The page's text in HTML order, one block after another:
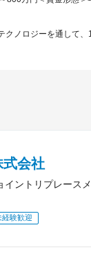
クノロジーを通して
式会社
イントリプレー
経験歓迎